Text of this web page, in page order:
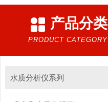
产品分类
PRODUCT CATEGORY
水质分析仪系列